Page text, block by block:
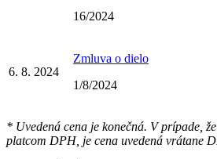
16/2024
6. 8. 2024
Zmluva o dielo
1/8/2024
* Uvedená cena je konečná. V prípade,
platcom DPH, je cena uvedená vrátane